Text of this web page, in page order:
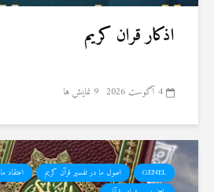
اذکار قران کریم
4 آگوست 2026 9 نمایش ها
GENEL اصول ما در تفسیر قرآن کریم
اعتقاد ما